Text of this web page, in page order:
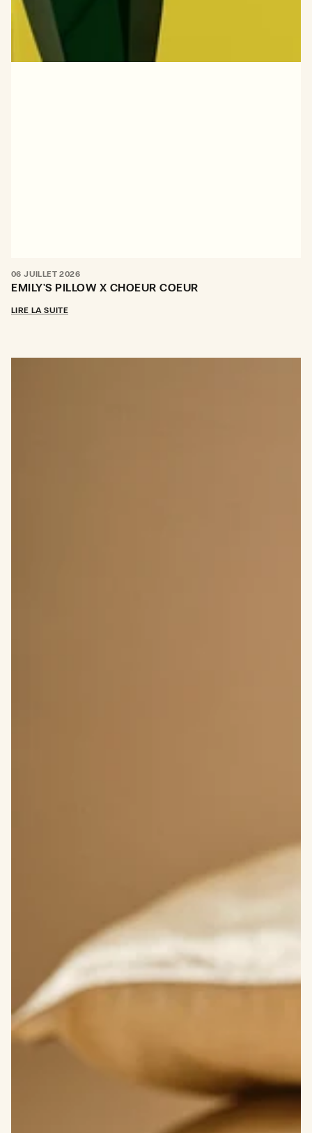
06 JUILLET 2026
EMILY'S PILLOW X CHOEUR COEUR
LIRE LA SUITE